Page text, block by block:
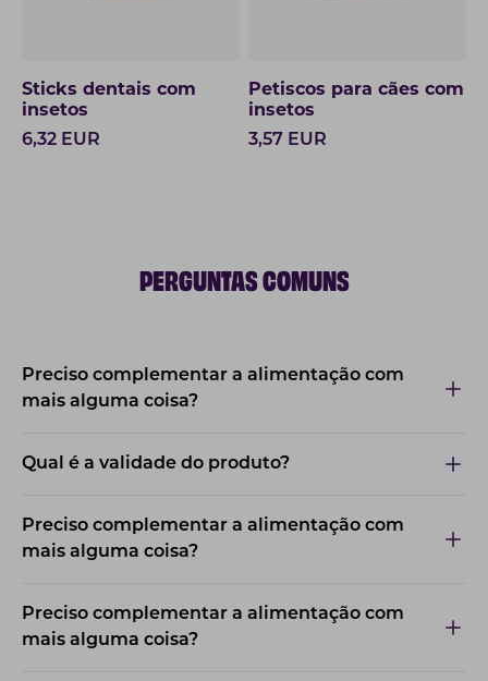
Sticks dentais com
insetos
6,32 EUR
Petiscos para cães com
insetos
3,57 EUR
PERGUNTAS COMUNS
Preciso complementar a alimentação com
mais alguma coisa?
Qual é a validade do produto?
Preciso complementar a alimentação com
mais alguma coisa?
Preciso complementar a alimentação com
mais alguma coisa?